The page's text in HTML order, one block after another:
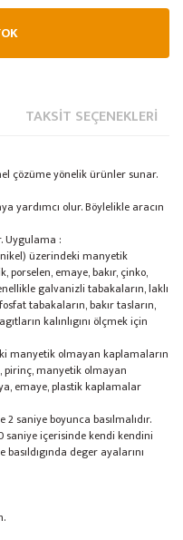
TAKSIT SEÇENEKLERI
çözüme yönelik ürünler sunar.
yardımcı olur. Böylelikle aracın
Uygulama :
üzerindeki manyetik
emaye, bakır, çinko,
galvanizli tabakaların, laklı
tabakaların, bakır tasların,
kalınlıgını ölçmek için
manyetik olmayan kaplamaların
pirinç, manyetik olmayan
emaye, plastik kaplamalar
saniye boyunca basılmalıdır.
saniye içerisinde kendi kendini
deger ayalarını